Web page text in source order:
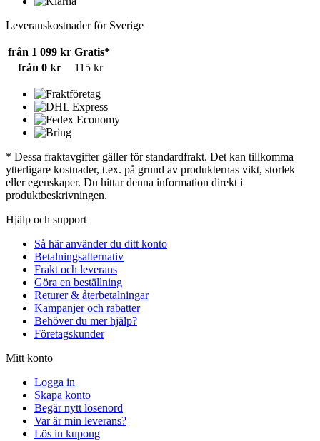
Leveranskostnader för Sverige
från 1 099 kr Gratis*
från 0 kr
115 kr
* Dessa fraktavgifter gäller för standardfrakt. Det kan tillkomma
ytterligare kostnader, t.ex. på grund av produkternas vikt, storlek
eller egenskaper. Du hittar denna information direkt i
produktbeskrivningen.
Hjälp och support
Så här använder du ditt konto
Betalningsalternativ
Frakt och leverans
Göra en beställning
Returer & återbetalningar
Kampanjer och rabatter
Behöver du mer hjälp?
Företagskunder
Mitt konto
Logga in
Skapa konto
Begär nytt lösenord
Var är min leverans?
Lös in kupong